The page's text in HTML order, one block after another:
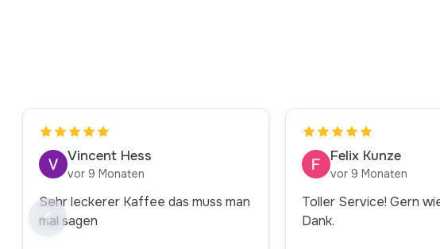
Vincent Hess
vor 9 Monaten
Sehr leckerer Kaffee das muss man
mal sagen
Felix Kunze
vor 9 Monaten
Toller Service! Gern
Dank.